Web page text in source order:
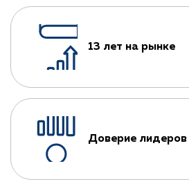
13 лет на рынке
Доверие лидеров